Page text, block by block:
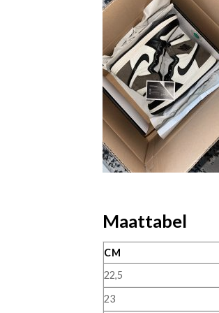
Maattabel
CM
22,5
23